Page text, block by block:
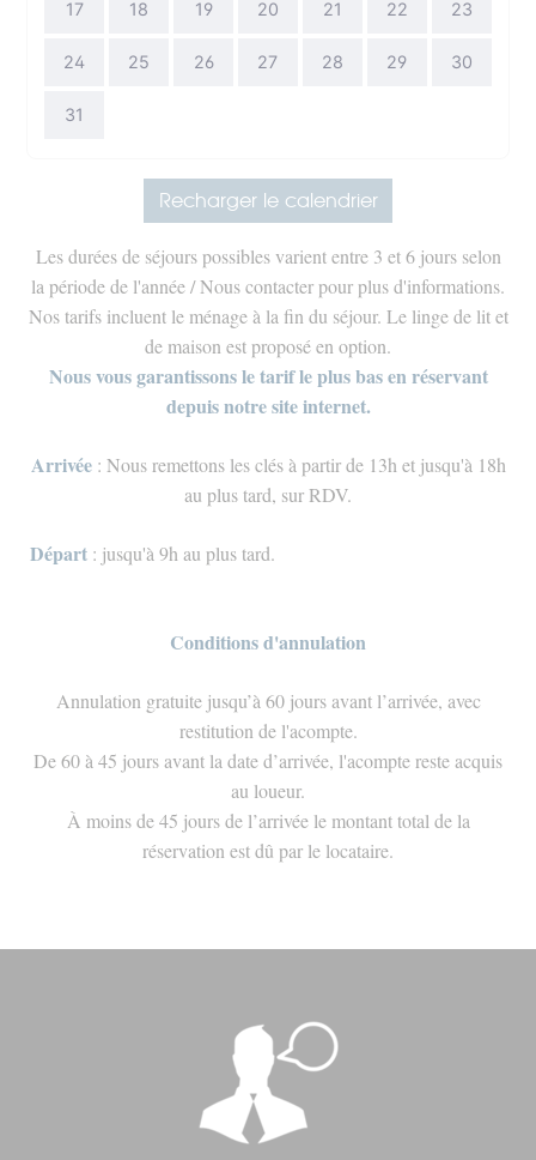
17 18 19 20 21 22 23
24 25 26 27 28 29 30
31
Recharger le calendrier
Les durées de séjours possibles varient entre 3 et 6 jours selon
la période de l'année / Nous contacter pour plus d'informations.
Nos tarifs incluent le ménage à la fin du séjour. Le linge de lit et
de maison est proposé en option.
Nous vous garantissons le tarif le plus bas en réservant
depuis notre site internet.
Arrivée: Nous remettons les clés à partir de 13h et jusqu'à 18h
au plus tard, sur RDV.
Départ: jusqu'à 9h au plus tard.
Conditions d'annulation
Annulation gratuite jusqu’à 60 jours avant l’arrivée, avec
restitution de l'acompte.
De 60 à 45 jours avant la date d’arrivée, l'acompte reste acquis
au loueur.
À moins de 45 jours de l’arrivée le montant total de la
réservation est dû par le locataire.